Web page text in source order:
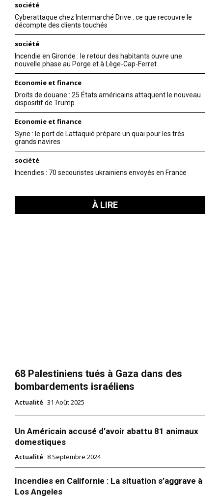
société
Cyberattaque chez Intermarché Drive : ce que recouvre le
décompte des clients touchés
société
Incendie en Gironde : le retour des habitants ouvre une
nouvelle phase au Porge et à Lège-Cap-Ferret
Economie et finance
Droits de douane : 25 États américains attaquent le nouveau
dispositif de Trump
Economie et finance
Syrie : le port de Lattaquié prépare un quai pour les très
grands navires
société
Incendies : 70 secouristes ukrainiens envoyés en France
À LIRE
68 Palestiniens tués à Gaza dans des
bombardements israéliens
Actualité 31 Août 2025
Un Américain accusé d’avoir abattu 81 animaux
domestiques
Actualité 8 Septembre 2024
Incendies en Californie : La situation s’aggrave à
Los Angeles